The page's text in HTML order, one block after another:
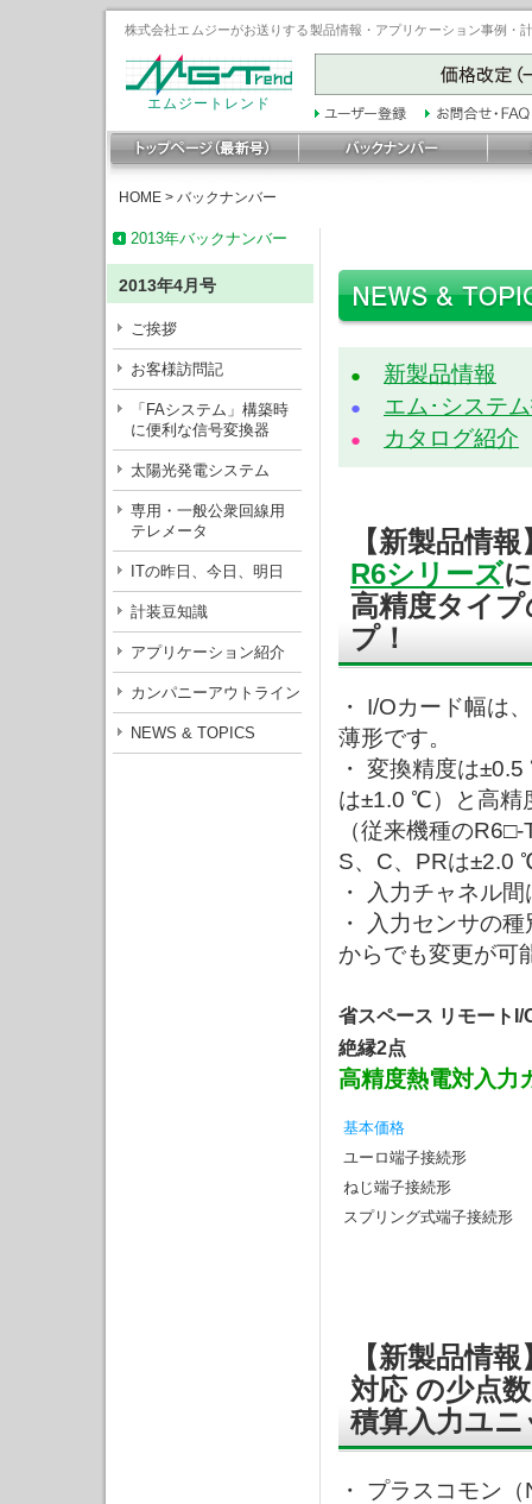
株式会社エムジーがお送りする製品情報・アプリケーション事例
エムジートレンド
HOME > バックナンバー
2013年バックナンバー
2013年4月号
ご挨拶
お客様訪問記
「FAシステム」構築時
に便利な信号変換器
太陽光発電システム
専用・一般公衆回線用
テレメータ
ITの昨日、今日、明日
計装豆知識
アプリケーション紹介
カンパニーアウトライン
NEWS & TOPICS
● 新製品情報
● エム･システ
● カタログ紹介
【新製品情
R6シリーズに
高精度タイ
プ！
・ I/Oカード幅は
薄形です。
・ 変換精度は
は±1.0 ℃）と高精
（従来機種の
S、C、PRは±2.0
・ 入力チャネル
・ 入力センサの
からでも変更が可
省スペース リモートI/
絶縁2点
高精度熱電対入力
基本価格
ユーロ端子接続形
ねじ端子接続形
スプリング式端子接続形
【新製品情
対応 の少点
積算入力ユ
・ プラスコモン